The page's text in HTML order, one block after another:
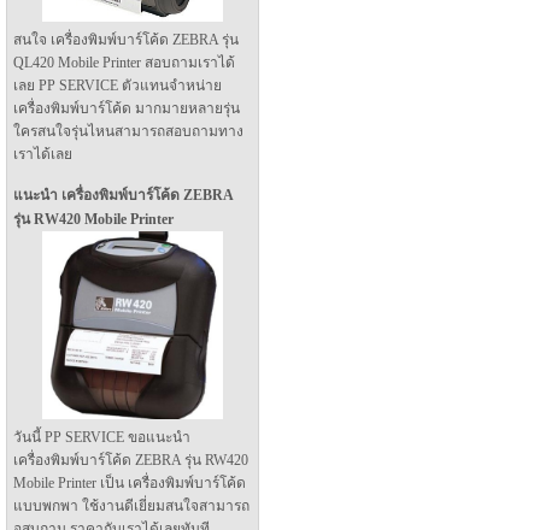
สนใจ เครื่องพิมพ์บาร์โค้ด ZEBRA รุ่น
QL420 Mobile Printer สอบถามเราได้
เลย PP SERVICE ตัวแทนจำหน่าย
เครื่องพิมพ์บาร์โค้ด มากมายหลายรุ่น
ใครสนใจรุ่นไหนสามารถสอบถามทาง
เราได้เลย
แนะนำ เครื่องพิมพ์บาร์โค้ด ZEBRA
รุ่น RW420 Mobile Printer
วันนี้ PP SERVICE ขอแนะนำ
เครื่องพิมพ์บาร์โค้ด ZEBRA รุ่น RW420
Mobile Printer เป็น เครื่องพิมพ์บาร์โค้ด
แบบพกพา ใช้งานดีเยี่ยมสนใจสามารถ